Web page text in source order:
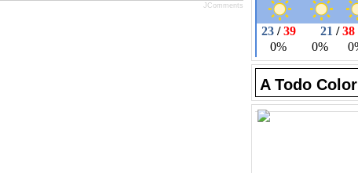
JComments
A Todo Color